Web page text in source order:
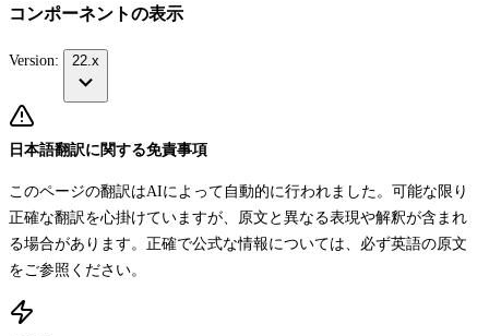
コンポーネントの表示
Version: 22.x
日本語翻訳に関する免責事項
このページの翻訳はAIによって自動的に行われました。可能な限り
正確な翻訳を心掛けていますが、原文と異なる表現や解釈が含まれ
る場合があります。正確で公式な情報については、必ず英語の原文
をご参照ください。